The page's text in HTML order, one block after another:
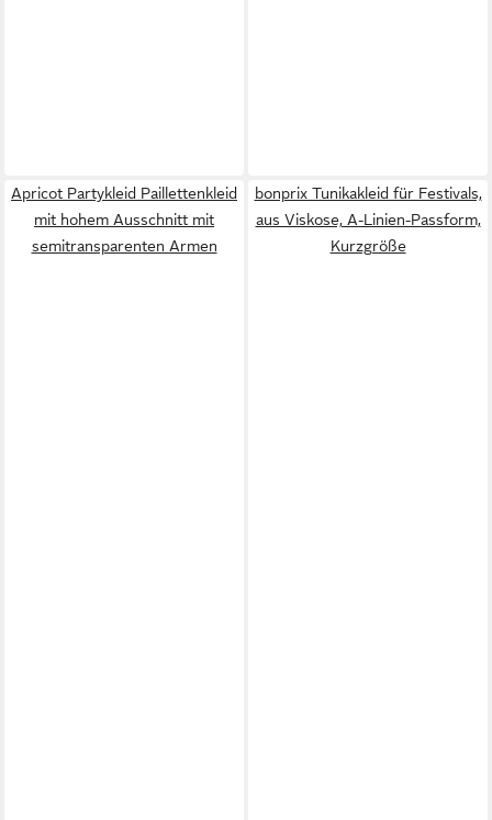
Apricot Partykleid Paillettenkleid
mit hohem Ausschnitt mit
semitransparenten Armen
bonprix Tunikakleid für Festivals,
aus Viskose, A-Linien-Passform,
Kurzgröße